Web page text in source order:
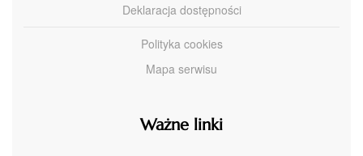
Deklaracja dostępności
Polityka cookies
Mapa serwisu
Ważne linki